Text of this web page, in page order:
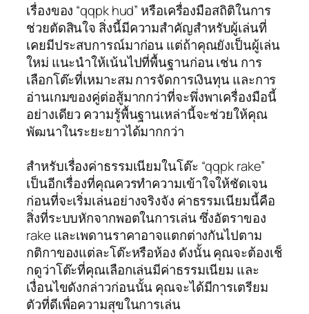
เรื่องของ “qqpk hud” หรือเครื่องมือสถิติในการ
ช่วยตัดสินใจ สิ่งนี้มีความสำคัญสำหรับผู้เล่นที่
เคยมีประสบการณ์มาก่อน แต่ถ้าคุณยังเป็นผู้เล่น
ใหม่ แนะนำให้เน้นไปที่พื้นฐานก่อน เช่น การ
เลือกโต๊ะที่เหมาะสม การจัดการเงินทุน และการ
อ่านเกมของคู่ต่อสู้มากกว่าที่จะพึ่งพาเครื่องมือนี้
อย่างเดียว ความรู้พื้นฐานเหล่านี้จะช่วยให้คุณ
พัฒนาในระยะยาวได้มากกว่า
สำหรับเรื่องค่าธรรมเนียมในโต๊ะ “qqpk rake”
เป็นอีกเรื่องที่คุณควรทำความเข้าใจให้ชัดเจน
ก่อนที่จะเริ่มเล่นอย่างจริงจัง ค่าธรรมเนียมนี้คือ
สิ่งที่ระบบหักจากพอตในการเล่น ซึ่งอัตราของ
rake และเพดานราคาอาจแตกต่างกันไปตาม
กติกาของแต่ละโต๊ะหรือห้อง ดังนั้น คุณจะต้องเช็
กดูว่าโต๊ะที่คุณเลือกเล่นมีค่าธรรมเนียม และ
เงื่อนไขดังกล่าวก่อนนั้น คุณจะได้มีการเตรียม
ตัวที่ดีเพื่อความสุขในการเล่น